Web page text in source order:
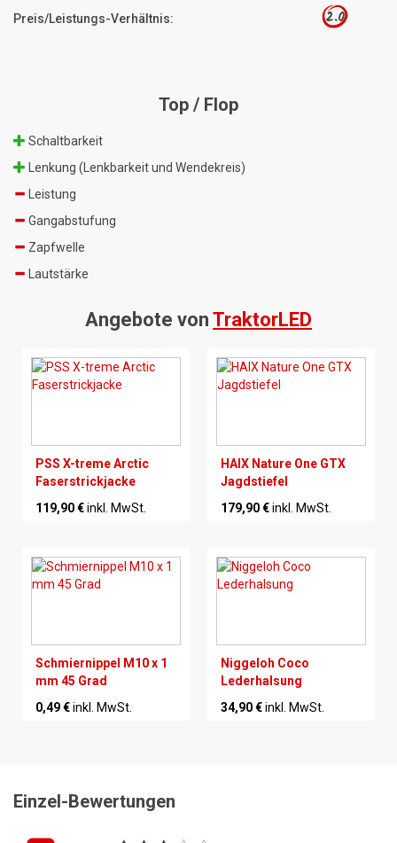
Preis/Leistungs-Verhältnis: 2.0
Top / Flop
Schaltbarkeit
Lenkung (Lenkbarkeit und Wendekreis)
Leistung
Gangabstufung
Zapfwelle
Lautstärke
Angebote von TraktorLED
PSS X-treme Arctic
Faserstrickjacke
119,90 €inkl. MwSt.
HAIX Nature One GTX
Jagdstiefel
179,90 €inkl. MwSt.
Schmiernippel M10 x 1
mm 45 Grad
0,49 €inkl. MwSt.
Niggeloh Coco
Lederhalsung
34,90 €inkl. MwSt.
Einzel-Bewertungen